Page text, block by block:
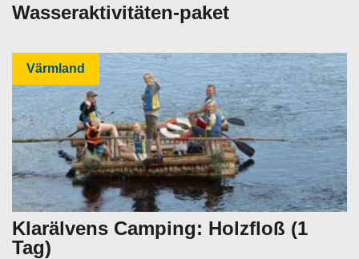
Wasseraktivitäten-paket
Värmland
Klarälvens Camping: Holzfloß (1
Tag)